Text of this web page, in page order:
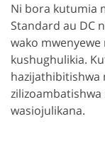
Ni bora kutumia
Standard au DC
wako
kushughulikia.
hazijathibitishwa
wasiojulikana.